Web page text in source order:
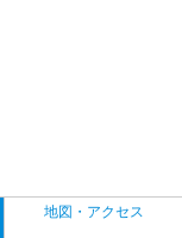
地図・アクセス